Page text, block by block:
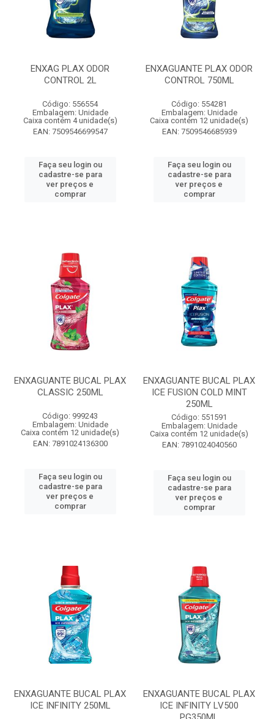
ENXAG PLAX ODOR
CONTROL 2L
Código: 556554
Embalagem: Unidade
Caixa contém 4 unidade(s)
EAN: 7509546699547
Faça seu login ou
cadastre-se para
ver preços e
comprar
ENXAGUANTE PLAX ODOR
CONTROL 750ML
Código: 554281
Embalagem: Unidade
Caixa contém 12 unidade(s)
EAN: 7509546685939
Faça seu login ou
cadastre-se para
ver preços e
comprar
ENXAGUANTE BUCAL PLAX
CLASSIC 250ML
Código: 999243
Embalagem: Unidade
Caixa contém 12 unidade(s)
EAN: 7891024136300
Faça seu login ou
cadastre-se para
ver preços e
comprar
ENXAGUANTE BUCAL PLAX
ICE FUSION COLD MINT
250ML
Código: 551591
Embalagem: Unidade
Caixa contém 12 unidade(s)
EAN: 7891024040560
Faça seu login ou
cadastre-se para
ver preços e
comprar
ENXAGUANTE BUCAL PLAX
ICE INFINITY 250ML
ENXAGUANTE BUCAL PLAX
ICE INFINITY LV500